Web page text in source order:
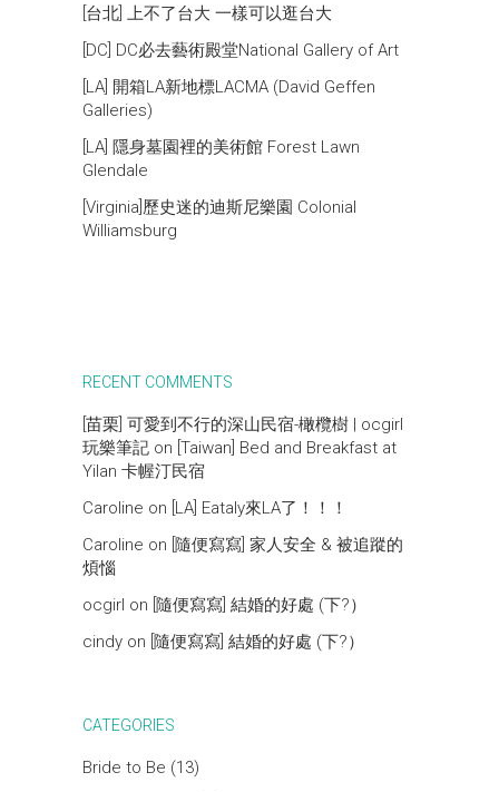
[台北] 上不了台大 一樣可以逛台大
[DC] DC必去藝術殿堂National Gallery of Art
[LA] 開箱LA新地標LACMA (David Geffen
Galleries)
[LA] 隱身墓園裡的美術館 Forest Lawn
Glendale
[Virginia]歷史迷的迪斯尼樂園 Colonial
Williamsburg
RECENT COMMENTS
[苗栗] 可愛到不行的深山民宿-橄欖樹 | ocgirl
玩樂筆記 on [Taiwan] Bed and Breakfast at
Yilan 卡幄汀民宿
Caroline on [LA] Eataly來LA了！！！
Caroline on [隨便寫寫] 家人安全 & 被追蹤的
煩惱
ocgirl on [隨便寫寫] 結婚的好處 (下?）
cindy on [隨便寫寫] 結婚的好處 (下?）
CATEGORIES
Bride to Be (13)